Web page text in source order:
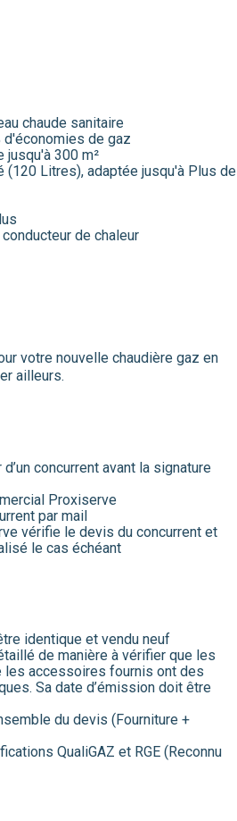
chaude sanitaire
d'économies de gaz
jusqu'à 300 m²
(120 Litres), adaptée jusqu'à Plus de
de chaleur
votre nouvelle chaudière gaz en
ailleurs.
concurrent avant la signature
Proxiserve
par mail
vérifie le devis du concurrent et
le cas échéant
identique et vendu neuf
de manière à vérifier que les
accessoires fournis ont des
Sa date d’émission doit être
du devis (Fourniture +
QualiGAZ et RGE (Reconnu